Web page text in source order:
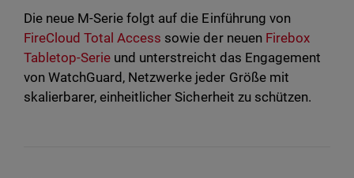
Die neue M-Serie folgt auf die Einführung von
FireCloud Total Access sowie der neuen Firebox
Tabletop-Serie und unterstreicht das Engagement
von WatchGuard, Netzwerke jeder Größe mit
skalierbarer, einheitlicher Sicherheit zu schützen.